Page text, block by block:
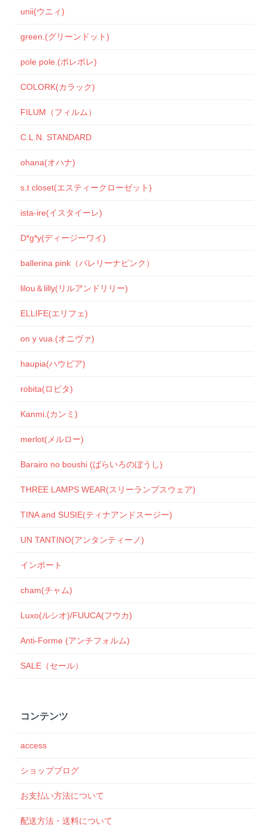
unii(ウニィ)
green.(グリーンドット)
pole pole.(ポレポレ)
COLORK(カラック)
FILUM（フィルム）
C.L.N. STANDARD
ohana(オハナ)
s.t closet(エスティークローゼット)
ista-ire(イスタイーレ)
D*g*y(ディージーワイ)
ballerina pink（バレリーナピンク）
lilou＆lilly(リルアンドリリー)
ELLIFE(エリフェ)
on y vua.(オニヴァ)
haupia(ハウピア)
robita(ロビタ)
Kanmi.(カンミ)
merlot(メルロー)
Barairo no boushi (ばらいろのぼうし)
THREE LAMPS WEAR(スリーランプスウェア)
TINA and SUSIE(ティナアンドスージー)
UN TANTINO(アンタンティーノ)
インポート
cham(チャム)
Luxo(ルシオ)/FUUCA(フウカ)
Anti-Forme (アンチフォルム)
SALE（セール）
コンテンツ
access
ショップブログ
お支払い方法について
配送方法・送料について